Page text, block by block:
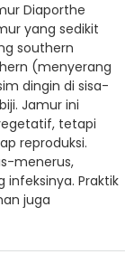
Diaporthe
yang sedikit
southern
(menyerang
dingin di sisa-
Jamur ini
tetapi
reproduksi.
menerus,
Praktik
juga